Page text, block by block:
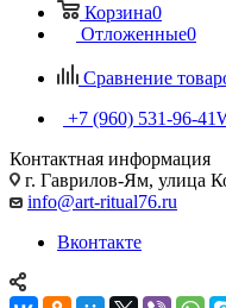
Корзина0
Отложенные0
Сравнение
+7 (960) 531-96-41
Контактная информация
г. Гаврилов-Ям, улица
info@art-ritual76.ru
Вконтакте